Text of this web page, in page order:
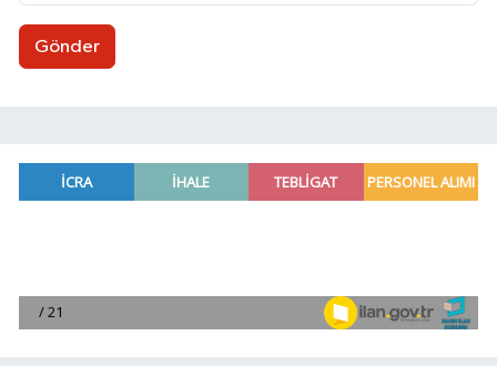
Gönder